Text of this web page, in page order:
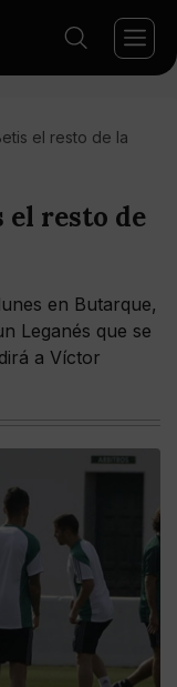
el resto de la
resto de
en Butarque,
Leganés que se
a Víctor